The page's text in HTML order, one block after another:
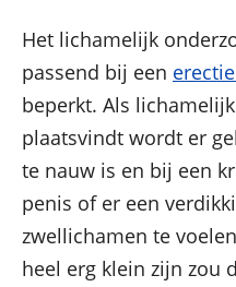
Het lichamelijk
passend bij een
beperkt. Als
plaatsvindt wordt er
te nauw is en bij een
penis of er een
zwellichamen te
heel erg klein zijn zou